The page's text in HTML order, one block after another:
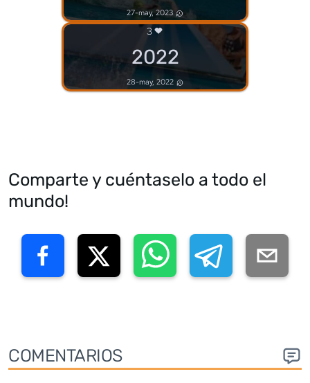
27-may, 2023
3
2022
28-may, 2022
Comparte y cuéntaselo a todo el
mundo!
COMENTARIOS